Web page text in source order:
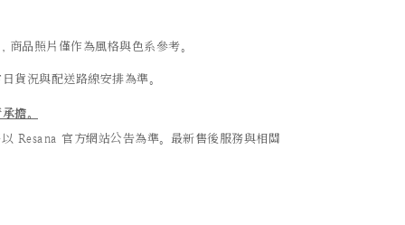
品照片僅作為風格與色系參考。
貨況與配送路線安排為準。
擔。
Resana 官方網站公告為準。最新售後服務與相關